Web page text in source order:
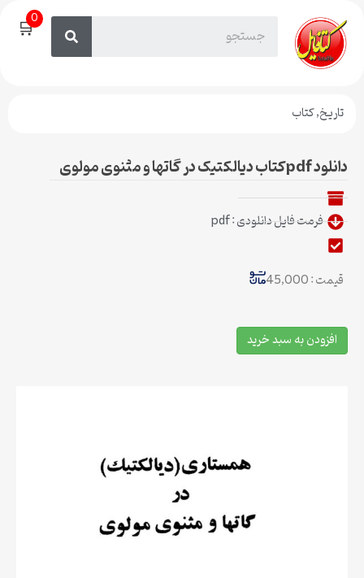
🛒0
تاریخ,کتاب
دانلود pdfکتاب دیالکتیک در گاتها و مثنوی مولوی
فرمت فایل دانلودی : pdf
قیمت : 45,000
افزودن به سبد خرید